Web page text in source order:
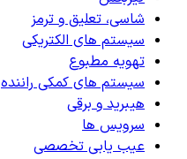
شاسی، تعلیق و ترمز
سیستم های الکتریکی
تهویه مطبوع
سیستم های کمکی راننده
هیبرید و برقی
سرویس ها
عیب یابی تخصصی